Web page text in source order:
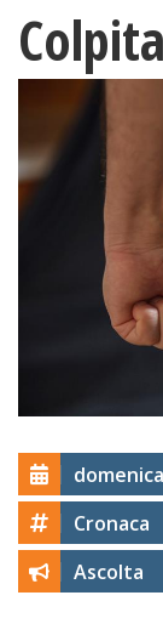
Cronaca
Ascolta